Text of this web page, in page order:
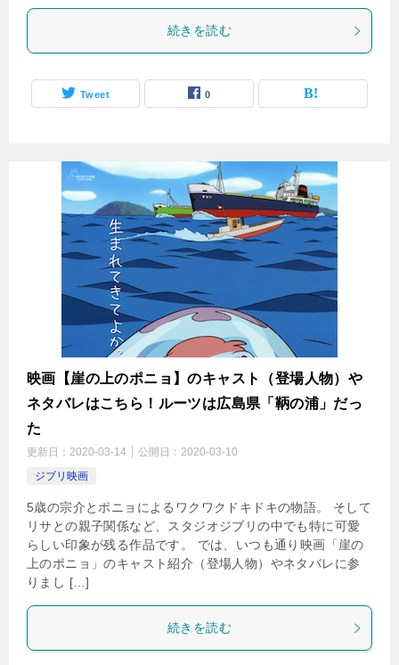
続きを読む
Tweet 0
映画【崖の上のポニョ】のキャスト（登場人物）や
ネタバレはこちら！ルーツは広島県「鞆の浦」だっ
た
更新日： 2020-03-14 公開日： 2020-03-10
ジブリ映画
5歳の宗介とポニョによるワクワクドキドキの物語。 そして
リサとの親子関係など、スタジオジブリの中でも特に可愛
らしい印象が残る作品です。 では、いつも通り映画「崖の
上のポニョ」のキャスト紹介（登場人物）やネタバレに参
りまし […]
続きを読む